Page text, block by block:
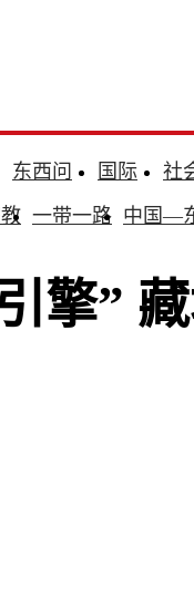
东西问 国际
社
一带一路 中国—
擎”